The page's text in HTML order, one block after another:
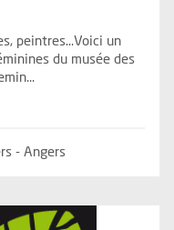
peintres…Voici un
du musée des
- Angers
: Speed science Les